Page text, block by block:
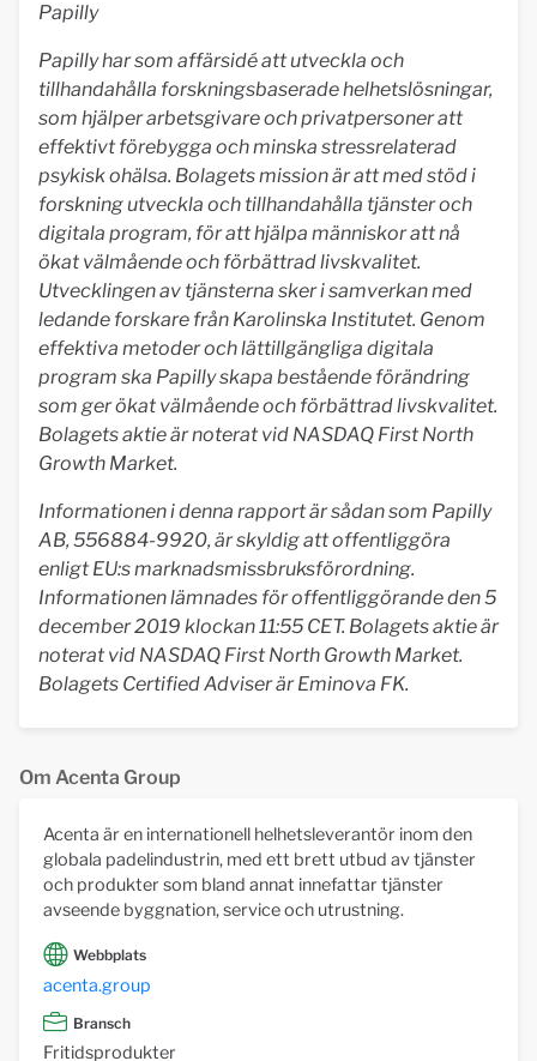
Papilly
Papilly har som affärsidé att utveckla och
tillhandahålla forskningsbaserade helhetslösningar,
som hjälper arbetsgivare och privatpersoner att
effektivt förebygga och minska stressrelaterad
psykisk ohälsa. Bolagets mission är att med stöd i
forskning utveckla och tillhandahålla tjänster och
digitala program, för att hjälpa människor att nå
ökat välmående och förbättrad livskvalitet.
Utvecklingen av tjänsterna sker i samverkan med
ledande forskare från Karolinska Institutet. Genom
effektiva metoder och lättillgängliga digitala
program ska Papilly skapa bestående förändring
som ger ökat välmående och förbättrad livskvalitet.
Bolagets aktie är noterat vid NASDAQ First North
Growth Market.
Informationen i denna rapport är sådan som Papilly
AB, 556884-9920, är skyldig att offentliggöra
enligt EU:s marknadsmissbruksförordning.
Informationen lämnades för offentliggörande den 5
december 2019 klockan 11:55 CET. Bolagets aktie är
noterat vid NASDAQ First North Growth Market.
Bolagets Certified Adviser är Eminova FK.
Om Acenta Group
Acenta är en internationell helhetsleverantör inom den
globala padelindustrin, med ett brett utbud av tjänster
och produkter som bland annat innefattar tjänster
avseende byggnation, service och utrustning.
Webbplats
acenta.group
Bransch
Fritidsprodukter